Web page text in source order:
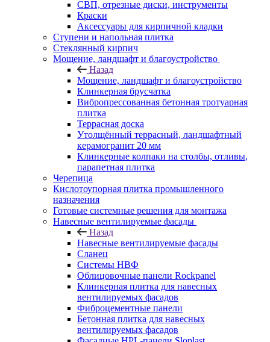
СВП, отрезные диски, инструменты
Краски
Аксессуары для кирпичной кладки
Ступени и напольная плитка
Cтеклянный кирпич
Мощение, ландшафт и благоустройство
Назад
Мощение, ландшафт и благоустройство
Клинкерная брусчатка
Вибропрессованная бетонная тротуарная
плитка
Террасная доска
Утолщённый террасный, ландшафтный
керамогранит 20 мм
Клинкерные колпаки на столбы, отливы,
парапетная плитка
Черепица
Кислотоупорная плитка промышленного
назначения
Готовые системные решения для монтажа
Навесные вентилируемые фасады
Назад
Навесные вентилируемые фасады
Сланец
Системы НВФ
Облицовочные панели Rockpanel
Клинкерная плитка для навесных
вентилируемых фасадов
Фиброцементные панели
Бетонная плитка для навесных
вентилируемых фасадов